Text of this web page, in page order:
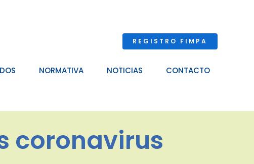
REGISTRO FIMPA
NORMATIVA NOTICIAS CONTACTO
coronavirus